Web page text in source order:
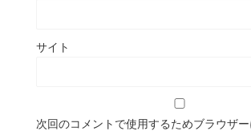
サイト
次回のコメントで使用するためブラウザ